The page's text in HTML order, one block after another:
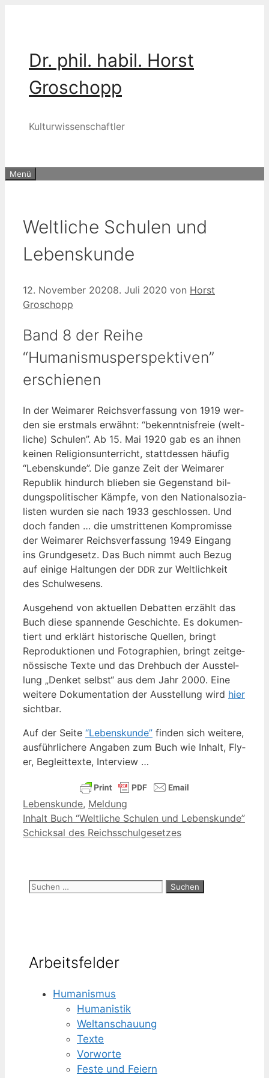
Dr. phil. habil. Horst
Groschopp
Kulturwissenschaftler
Menü
Weltliche Schulen und
Lebenskunde
12. November 20208. Juli 2020 von Horst
Groschopp
Band 8 der Reihe
“Humanismusperspektiven”
erschienen
In der Wei­ma­rer Reichs­ver­fas­sung von 1919 wer­
den sie erst­mals erwähnt: “bekennt­nis­freie (welt­
li­che) Schu­len”. Ab 15. Mai 1920 gab es an ihnen
kei­nen Reli­gi­ons­un­ter­richt, statt­des­sen häu­fig
“Lebens­kun­de”. Die gan­ze Zeit der Wei­ma­rer
Repu­blik hin­durch blie­ben sie Gegen­stand bil­
dungs­po­li­ti­scher Kämp­fe, von den Natio­nal­so­zia­
lis­ten wur­den sie nach 1933 geschlos­sen. Und
doch fan­den … die umstrit­te­nen Kom­pro­mis­se
der Wei­ma­rer Reichs­ver­fas­sung 1949 Ein­gang
ins Grund­ge­setz. Das Buch nimmt auch Bezug
auf eini­ge Hal­tun­gen der DDR zur Welt­lich­keit
des Schulwesens.
Aus­ge­hend von aktu­el­len Debat­ten erzählt das
Buch die­se span­nen­de Geschich­te. Es doku­men­
tiert und erklärt his­to­ri­sche Quel­len, bringt
Repro­duk­tio­nen und Foto­gra­phien, bringt zeit­ge­
nös­si­sche Tex­te und das Dreh­buch der Aus­stel­
lung „Den­ket selbst“ aus dem Jahr 2000. Eine
wei­te­re Doku­men­ta­ti­on der Aus­stel­lung wird hier
sichtbar.
Auf der Sei­te “Lebens­kun­de” fin­den sich wei­te­re,
aus­führ­li­che­re Anga­ben zum Buch wie Inhalt, Fly­
er, Begleit­tex­te, Interview …
Kategorien
Lebenskunde, Meldung
Inhalt Buch “Weltliche Schulen und Lebenskunde”
Schicksal des Reichsschulgesetzes
Suchen
Arbeitsfelder
Humanismus
Humanistik
Weltanschauung
Texte
Vorworte
Feste und Feiern